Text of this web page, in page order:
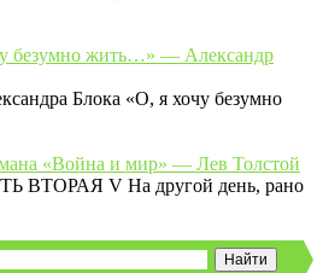
безумно жить…» — Александр
Блока «О, я хочу безумно
«Война и мир» — Лев Толстой
V На другой день, рано